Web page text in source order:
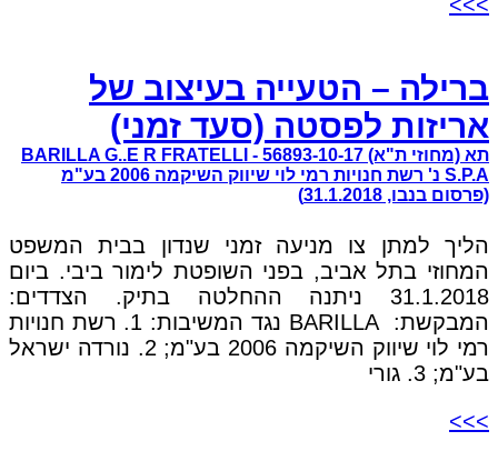
ברילה – הטעייה בעיצוב של
אריזות לפסטה (סעד זמני)
תא (מחוזי ת"א) 56893-10-17 BARILLA G..E R FRATELLI -
S.P.A נ' רשת חנויות רמי לוי שיווק השיקמה 2006 בע"מ
(פרסום בנבו, 31.1.2018)
הליך למתן צו מניעה זמני שנדון בבית המשפט
המחוזי בתל אביב, בפני השופטת לימור ביבי. ביום
31.1.2018 ניתנה ההחלטה בתיק. הצדדים:
המבקשת: BARILLA נגד המשיבות: 1. רשת חנויות
רמי לוי שיווק השיקמה 2006 בע"מ; 2. נורדה ישראל
בע"מ; 3. גורי
>>>